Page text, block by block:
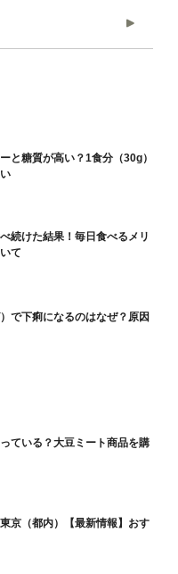
と糖質が高い？1食分（30g）
続けた結果！毎日食べるメリ
て
で下痢になるのはなぜ？原因
ている？大豆ミート商品を購
京（都内）【最新情報】おす